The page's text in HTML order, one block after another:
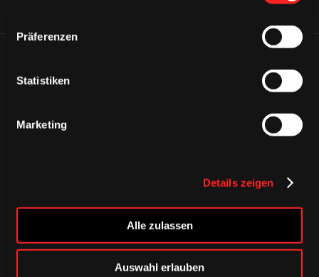
Präferenzen
Statistiken
Marketing
Details zeigen
Alle zulassen
Auswahl erlauben